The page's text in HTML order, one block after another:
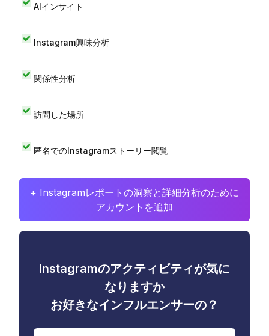
AIインサイト
Instagram興味分析
関係性分析
訪問した場所
匿名でのInstagramストーリー閲覧
+ Instagramレポートの洞察と詳細分析のために
アカウントを追加
Instagramのアクティビティが気に
なりますか
お好きなインフルエンサーの？